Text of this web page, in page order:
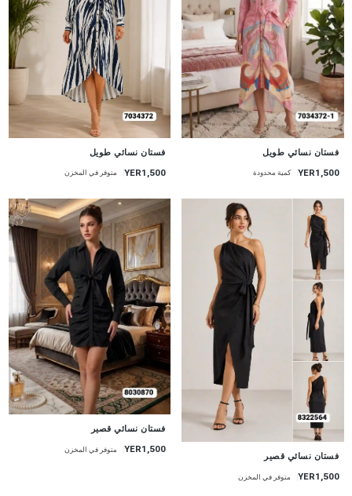
فستان نسائي طويل
YER1,500 كمية محدودة
فستان نسائي طويل
YER1,500 متوفر في المخزن
فستان نسائي قصير
YER1,500 متوفر في المخزن
جديد
فستان نسائي قصير
YER1,500 متوفر في المخزن